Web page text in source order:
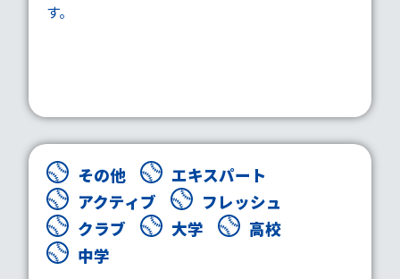
す。
その他
エキスパート
アクティブ
フレッシュ
クラブ
大学
高校
中学